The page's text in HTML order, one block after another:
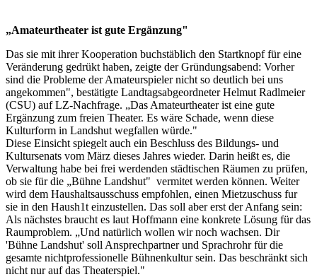
„Amateurtheater ist gute Ergänzung"
Das sie mit ihrer Kooperation buchstäblich den Startknopf für eine
Veränderung gedrükt haben, zeigte der Gründungsabend: Vorher
sind die Probleme der Amateurspieler nicht so deutlich bei uns
angekommen", bestätigte Landtagsabgeordneter Helmut Radlmeier
(CSU) auf LZ-Nachfrage. „Das Amateurtheater ist eine gute
Ergänzung zum freien Theater. Es wäre Schade, wenn diese
Kulturform in Landshut wegfallen würde."
Diese Einsicht spiegelt auch ein Beschluss des Bildungs- und
Kultursenats vom März dieses Jahres wieder. Darin heißt es, die
Verwaltung habe bei frei werdenden städtischen Räumen zu prüfen,
ob sie für die „Bühne Landshut" vermitet werden können. Weiter
wird dem Haushaltsausschuss empfohlen, einen Mietzuschuss fur
sie in den Haush1t einzustellen. Das soll aber erst der Anfang sein:
Als nächstes braucht es laut Hoffmann eine konkrete Lösung für das
Raumproblem. „Und natürlich wollen wir noch wachsen. Dir
'Bühne Landshut' soll Ansprechpartner und Sprachrohr für die
gesamte nichtprofessionelle Bühnenkultur sein. Das beschränkt sich
nicht nur auf das Theaterspiel."